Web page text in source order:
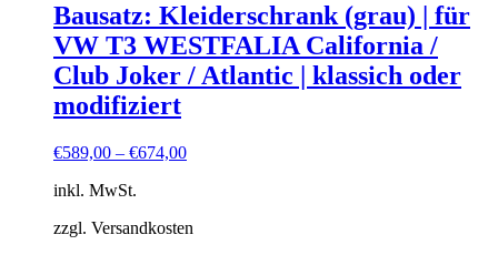
Bausatz: Kleiderschrank (grau) | für
VW T3 WESTFALIA California /
Club Joker / Atlantic | klassich oder
modifiziert
€589,00 – €674,00
inkl. MwSt.
zzgl. Versandkosten